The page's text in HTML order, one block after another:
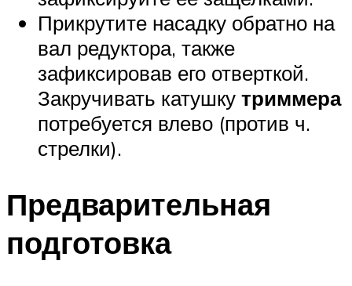
Прикрутите насадку обратно на
вал редуктора, также
зафиксировав его отверткой.
Закручивать катушку триммера
потребуется влево (против ч.
стрелки).
Предварительная
подготовка